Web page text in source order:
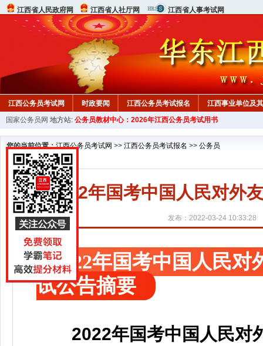
江西省人民政府网 江西省人社厅网 江西省人事考试网
江西公务员考试网 时政要闻 江西公务员考试报名 江西事业单位及
行测真题 在线咨询 教材中心
国家公务员网 地方站: 公务员教材中心：2026年江西公务员考试用书
您的当前位置：江西公务员考试网 >> 江西公务员考试报名 >> 公务员
2022年国考中国人民对外
发布：2022-03-24 10:33:28
2022年国考中国人民
试公告摘要
2022年国考中国人民对